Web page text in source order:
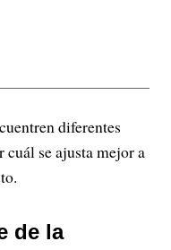
diferentes
se ajusta mejor a
de la